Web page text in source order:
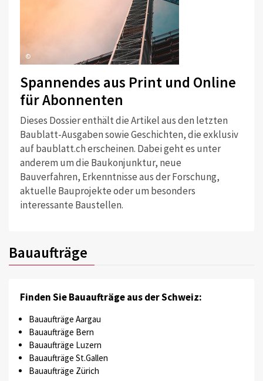
©
Spannendes aus Print und Online
für Abonnenten
Dieses Dossier enthält die Artikel aus den letzten
Baublatt-Ausgaben sowie Geschichten, die exklusiv
auf baublatt.ch erscheinen. Dabei geht es unter
anderem um die Baukonjunktur, neue
Bauverfahren, Erkenntnisse aus der Forschung,
aktuelle Bauprojekte oder um besonders
interessante Baustellen.
Bauaufträge
Finden Sie Bauaufträge aus der Schweiz:
Bauaufträge Aargau
Bauaufträge Bern
Bauaufträge Luzern
Bauaufträge St.Gallen
Bauaufträge Zürich